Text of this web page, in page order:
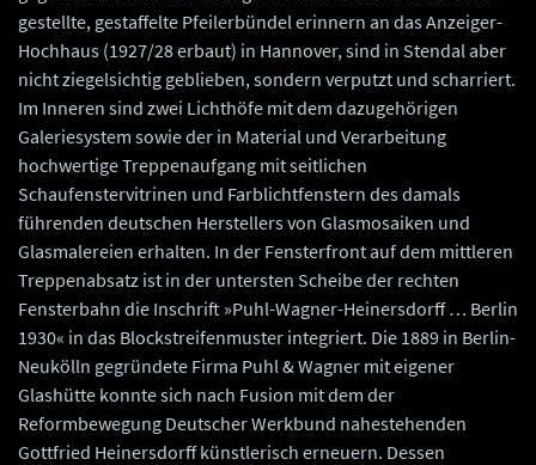
gestellte, gestaffelte Pfeilerbündel erinnern an das Anzeiger-
Hochhaus (1927/28 erbaut) in Hannover, sind in Stendal aber
nicht ziegelsichtig geblieben, sondern verputzt und scharriert.
Im Inneren sind zwei Lichthöfe mit dem dazugehörigen
Galeriesystem sowie der in Material und Verarbeitung
hochwertige Treppenaufgang mit seitlichen
Schaufenstervitrinen und Farblichtfenstern des damals
führenden deutschen Herstellers von Glasmosaiken und
Glasmalereien erhalten. In der Fensterfront auf dem mittleren
Treppenabsatz ist in der untersten Scheibe der rechten
Fensterbahn die Inschrift »Puhl-Wagner-Heinersdorff … Berlin
1930« in das Blockstreifenmuster integriert. Die 1889 in Berlin-
Neukölln gegründete Firma Puhl & Wagner mit eigener
Glashütte konnte sich nach Fusion mit dem der
Reformbewegung Deutscher Werkbund nahestehenden
Gottfried Heinersdorff künstlerisch erneuern. Dessen